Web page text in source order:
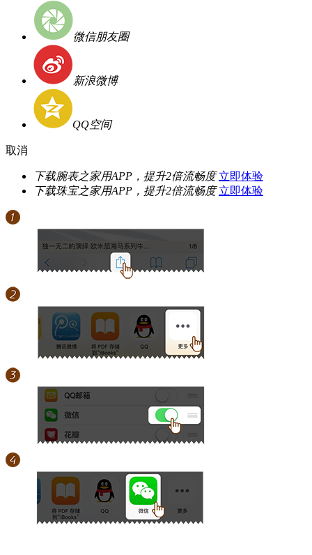
微信朋友圈
新浪微博
QQ空间
取消
下载腕表之家用APP，提升2倍流畅度 立即体验
下载珠宝之家用APP，提升2倍流畅度 立即体验